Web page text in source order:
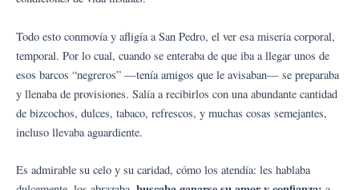
Todo esto conmovía y afligía a San Pedro, el ver esa miseria corporal,
temporal. Por lo cual, cuando se enteraba de que iba a llegar unos de
esos barcos “negreros” —tenía amigos que le avisaban— se preparaba
y llenaba de provisiones. Salía a recibirlos con una abundante cantidad
de bizcochos, dulces, tabaco, refrescos, y muchas cosas semejantes,
incluso llevaba aguardiente.
Es admirable su celo y su caridad, cómo los atendía: les hablaba